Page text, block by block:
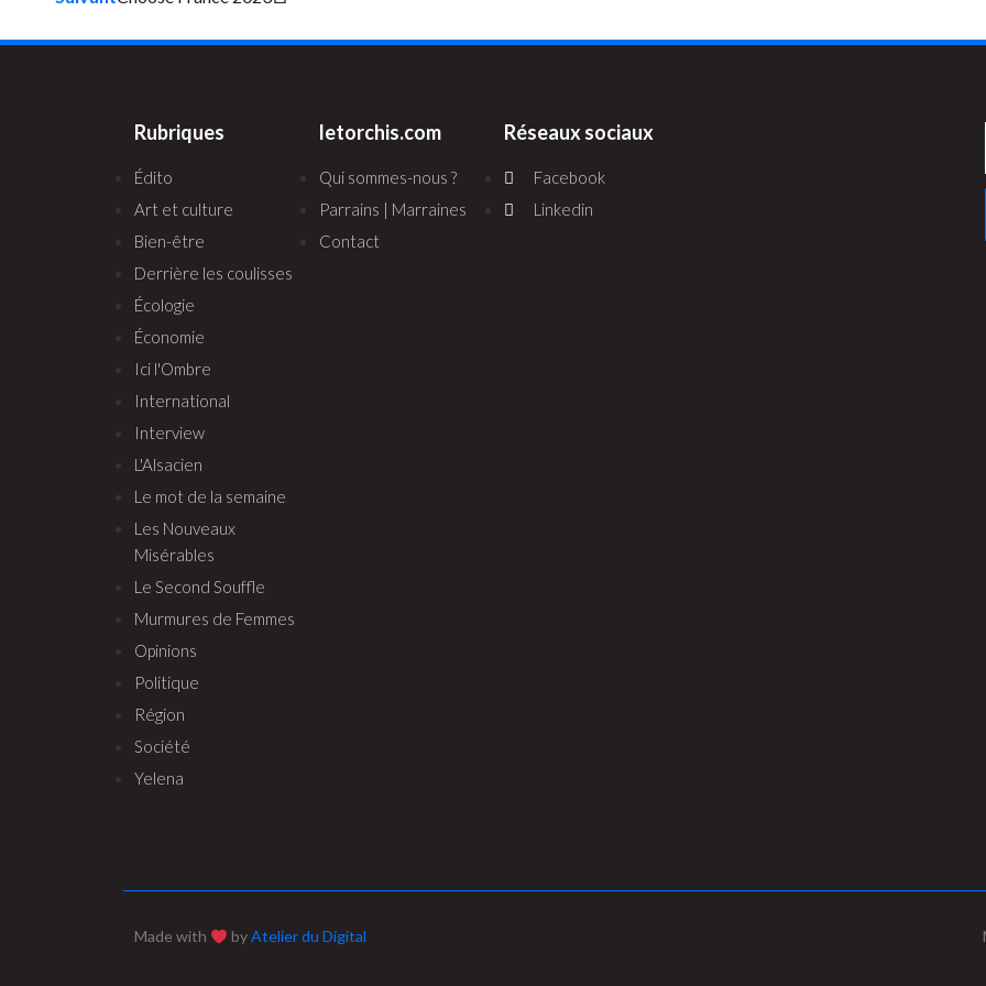
Rubriques
Édito
Art et culture
Bien-être
Derrière les coulisses
Écologie
Économie
Ici l'Ombre
International
Interview
L'Alsacien
Le mot de la semaine
Les Nouveaux
Misérables
Le Second Souffle
Murmures de Femmes
Opinions
Politique
Région
Société
Yelena
letorchis.com
Qui sommes-nous ?
Parrains | Marraines
Contact
Réseaux sociaux
Facebook
Linkedin
Made with byAtelier du Digital